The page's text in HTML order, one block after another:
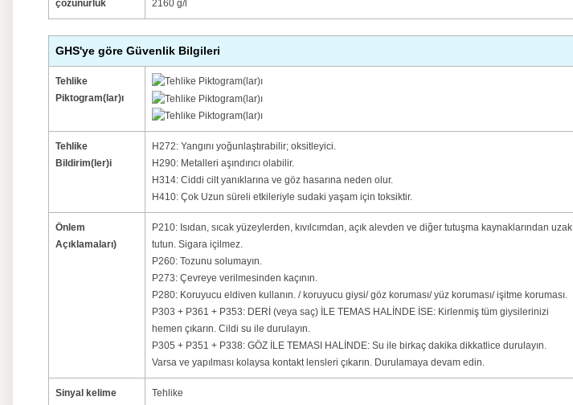
çözünürlük 2160 g/l
GHS'ye göre Güvenlik Bilgileri
Tehlike
Piktogram(lar)ı
Tehlike
Bildirim(ler)i
H272: Yangını yoğunlaştırabilir; oksitleyici.
H290: Metalleri aşındırıcı olabilir.
H314: Ciddi cilt yanıklarına ve göz hasarına neden olur.
H410: Çok Uzun süreli etkileriyle sudaki yaşam için toksiktir.
Önlem
Açıklamaları)
P210: Isıdan, sıcak yüzeylerden, kıvılcımdan, açık alevden ve diğer tutuşma kaynaklarından uzak
tutun. Sigara içilmez.
P260: Tozunu solumayın.
P273: Çevreye verilmesinden kaçının.
P280: Koruyucu eldiven kullanın. / koruyucu giysi/ göz koruması/ yüz koruması/ işitme koruması.
P303 + P361 + P353: DERİ (veya saç) İLE TEMAS HALİNDE İSE: Kirlenmiş tüm giysilerinizi
hemen çıkarın. Cildi su ile durulayın.
P305 + P351 + P338: GÖZ İLE TEMASI HALİNDE: Su ile birkaç dakika dikkatlice durulayın.
Varsa ve yapılması kolaysa kontakt lensleri çıkarın. Durulamaya devam edin.
Sinyal kelime Tehlike